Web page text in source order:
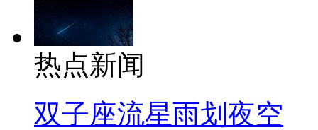
热点新闻
双子座流星雨划夜空